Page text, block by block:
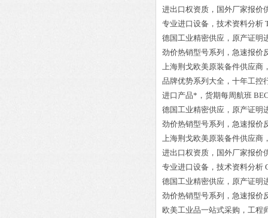
进出口权资质，国外厂家报价
专业进口设备，技术资料分析
德国工业精密供应，原产证明
劲价热销型号系列，急速报价
上海荆戈欧美原装备件供应商
品牌优势系列大全，十年工控
进口产品*，货期每周航班
德国工业精密供应，原产证明
劲价热销型号系列，急速报价
上海荆戈欧美原装备件供应商
进出口权资质，国外厂家报价
专业进口设备，技术资料分析
德国工业精密供应，原产证明
劲价热销型号系列，急速报价
欧美工业品一站式采购，工程